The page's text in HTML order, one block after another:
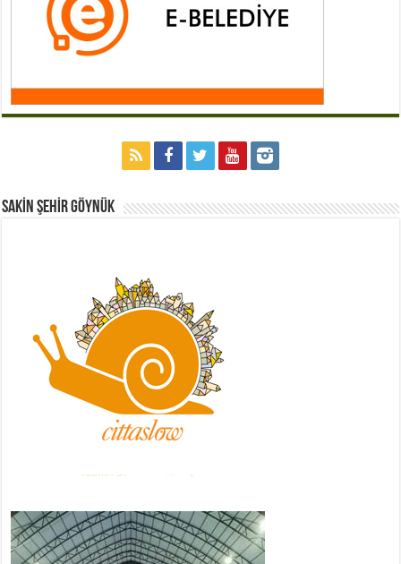
Sakİn Şehİr GÖYNÜK